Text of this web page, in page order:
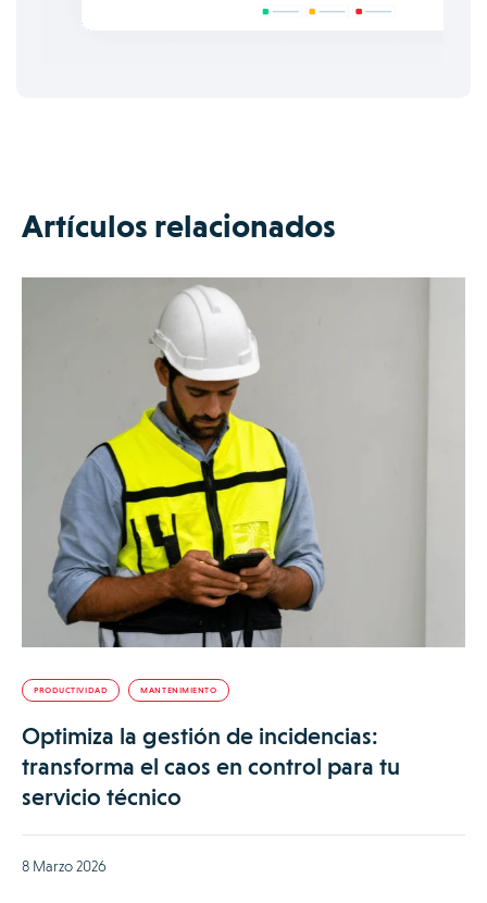
Artículos relacionados
PRODUCTIVIDAD MANTENIMIENTO
Optimiza la gestión de incidencias:
transforma el caos en control para tu
servicio técnico
8 Marzo 2026